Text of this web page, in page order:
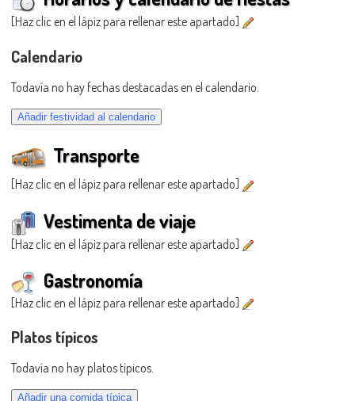
[Haz clic en el lápiz para rellenar este apartado]
Calendario
Todavía no hay fechas destacadas en el calendario.
Transporte
[Haz clic en el lápiz para rellenar este apartado]
Vestimenta de viaje
[Haz clic en el lápiz para rellenar este apartado]
Gastronomía
[Haz clic en el lápiz para rellenar este apartado]
Platos típicos
Todavía no hay platos típicos.